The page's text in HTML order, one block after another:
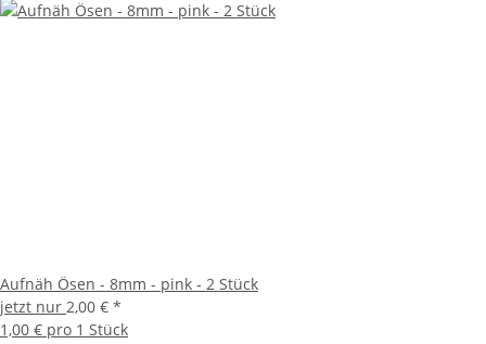
Aufnäh Ösen - 8mm - pink - 2 Stück
jetzt nur 2,00 € *
1,00 € pro 1 Stück